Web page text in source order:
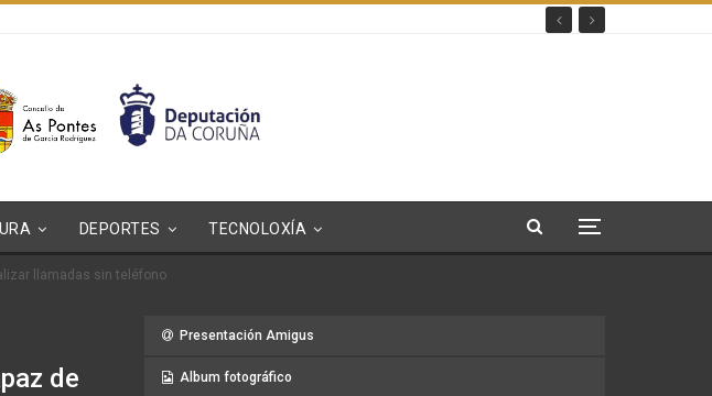
DEPORTES TECNOLOXÍA
llamadas sin teléfono
de
Presentación Amigus
Album fotográfico